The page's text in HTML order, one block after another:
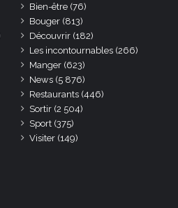
Bien-être (76)
Bouger (813)
Découvrir (182)
Les incontournables (266)
Manger (623)
News (5 876)
Restaurants (446)
Sortir (2 504)
Sport (375)
Visiter (149)